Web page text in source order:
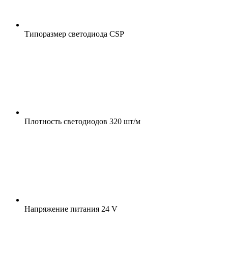
Типоразмер светодиода CSP
Плотность светодиодов 320 шт/м
Напряжение питания 24 V